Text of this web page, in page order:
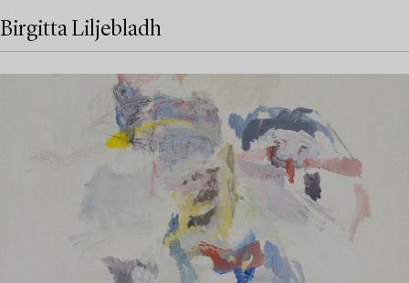
Birgitta Liljebladh